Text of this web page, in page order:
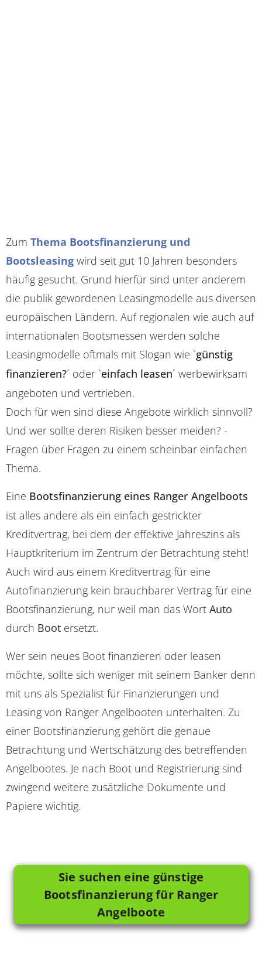
Zum Thema Bootsfinanzierung und
Bootsleasing wird seit gut 10 Jahren besonders
häufig gesucht. Grund hierfür sind unter anderem
die publik gewordenen Leasingmodelle aus diversen
europäischen Ländern. Auf regionalen wie auch auf
internationalen Bootsmessen werden solche
Leasingmodelle oftmals mit Slogan wie `günstig
finanzieren?´ oder `einfach leasen´ werbewirksam
angeboten und vertrieben.
Doch für wen sind diese Angebote wirklich sinnvoll?
Und wer sollte deren Risiken besser meiden? -
Fragen über Fragen zu einem scheinbar einfachen
Thema.
Eine Bootsfinanzierung eines Ranger Angelboots
ist alles andere als ein einfach gestrickter
Kreditvertrag, bei dem der effektive Jahreszins als
Hauptkriterium im Zentrum der Betrachtung steht!
Auch wird aus einem Kreditvertrag für eine
Autofinanzierung kein brauchbarer Vertrag für eine
Bootsfinanzierung, nur weil man das Wort Auto
durch Boot ersetzt.
Wer sein neues Boot finanzieren oder leasen
möchte, sollte sich weniger mit seinem Banker denn
mit uns als Spezialist für Finanzierungen und
Leasing von Ranger Angelbooten unterhalten. Zu
einer Bootsfinanzierung gehört die genaue
Betrachtung und Wertschätzung des betreffenden
Angelbootes. Je nach Boot und Registrierung sind
zwingend weitere zusätzliche Dokumente und
Papiere wichtig.
Sie suchen eine günstige
Bootsfinanzierung für Ranger
Angelboote